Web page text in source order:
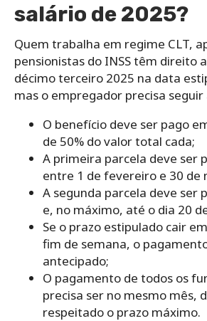
salário de 2025?
Quem trabalha em regime CLT,
pensionistas do INSS têm direito
décimo terceiro 2025 na data
mas o empregador precisa
O benefício deve ser pago
de 50% do valor total cada;
A primeira parcela deve ser
entre 1 de fevereiro e 30 de
A segunda parcela deve ser
e, no máximo, até o dia 20
Se o prazo estipulado cair
fim de semana, o
antecipado;
O pagamento de todos os
precisa ser no mesmo mês,
respeitado o prazo máximo.